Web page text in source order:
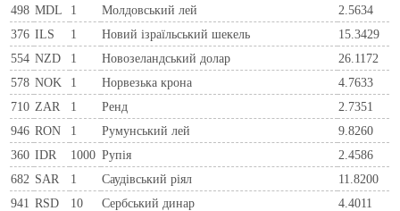
498 MDL 1 Молдовський лей
2.5634
376 ILS 1 Новий ізраїльський шекель
15.3429
554 NZD 1 Новозеландський долар
26.1172
578 NOK 1 Норвезька крона
4.7633
710 ZAR 1 Ренд
2.7351
946 RON 1 Румунський лей
9.8260
360 IDR 1000 Рупія
2.4586
682 SAR 1 Саудівський ріял
11.8200
941 RSD 10 Сербський динар
4.4011